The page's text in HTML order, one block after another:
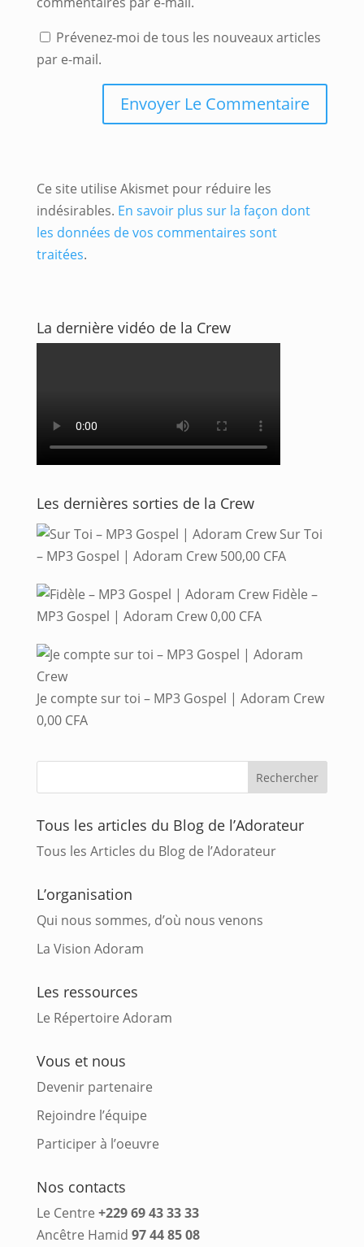
Prévenez-moi de tous les nouveaux articles
par e-mail.
Ce site utilise Akismet pour réduire les
indésirables. En savoir plus sur la façon dont
les données de vos commentaires sont
traitées.
La dernière vidéo de la Crew
Les dernières sorties de la Crew
Sur Toi
– MP3 Gospel | Adoram Crew 500,00 CFA
Fidèle –
MP3 Gospel | Adoram Crew0,00 CFA
Je compte sur toi – MP3 Gospel | Adoram Crew
0,00 CFA
Tous les articles du Blog de l’Adorateur
Tous les Articles du Blog de l’Adorateur
L’organisation
Qui nous sommes, d’où nous venons
La Vision Adoram
Les ressources
Le Répertoire Adoram
Vous et nous
Devenir partenaire
Rejoindre l’équipe
Participer à l’oeuvre
Nos contacts
Le Centre +229 69 43 33 33
Ancêtre Hamid 97 44 85 08